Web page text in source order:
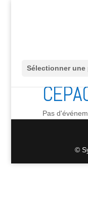
Sélectionner une
Pas
©